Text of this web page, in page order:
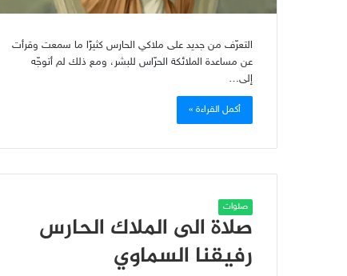
التعرّف من جديد على ملاكي الحارس كثيرًا ما سمعت وقرأت
عن مساعدة الملائكة الحرّاس للبشر، ومع ذلك لم أتوجّه
إلى…
أكمل القراءة »
صلوات
صلاة الى الملاك الحارس
رفيقنا السماوي